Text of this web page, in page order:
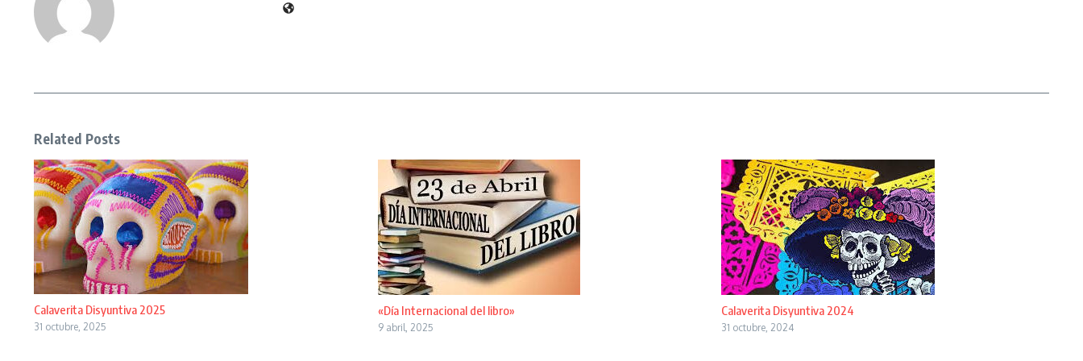
Related Posts
Calaverita Disyuntiva 2025
31 octubre, 2025
«Día Internacional del libro»
9 abril, 2025
Calaverita Disyuntiva 2024
31 octubre, 2024